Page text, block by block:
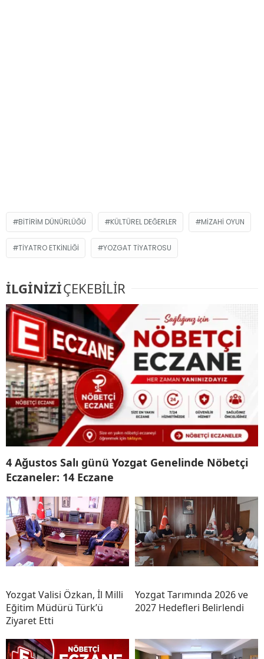
BITIRIM DÜNÜRLÜĞÜ KÜLTÜREL DEĞERLER MIZAHI OYUN
TIYATRO ETKINLIĞI YOZGAT TIYATROSU
İLGİNİZİÇEKEBİLİR
4 Ağustos Salı günü Yozgat Genelinde Nöbetçi
Eczaneler: 14 Eczane
Yozgat Valisi Özkan, İl Milli
Eğitim Müdürü Türk’ü
Ziyaret Etti
Yozgat Tarımında 2026 ve
2027 Hedefleri Belirlendi